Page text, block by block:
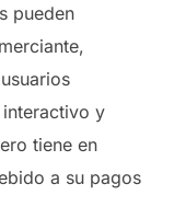
pueden
interactivo y
tiene en
a su pagos